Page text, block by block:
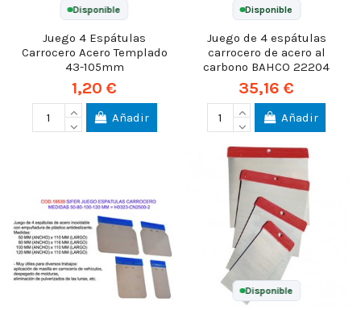
Disponible
Juego 4 Espátulas
Carrocero Acero Templado
43-105mm
1,20 €
Añadir
Disponible
Juego de 4 espátulas
carrocero de acero al
carbono BAHCO 22204
35,16 €
Añadir
Disponible